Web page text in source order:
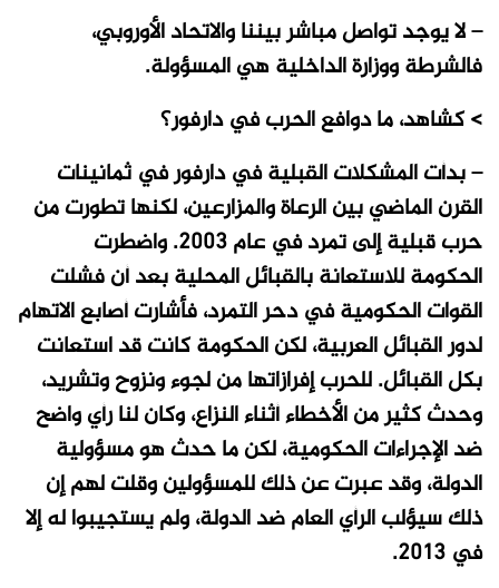
– لا يوجد تواصل مباشر بيننا والاتحاد الأوروبي،
فالشرطة ووزارة الداخلية هي المسؤولة.
> كشاهد، ما دوافع الحرب في دارفور؟
– بدأت المشكلات القبلية في دارفور في ثمانينات
القرن الماضي بين الرعاة والمزارعين، لكنها تطورت من
حرب قبلية إلى تمرد في عام 2003. واضطرت
الحكومة للاستعانة بالقبائل المحلية بعد أن فشلت
القوات الحكومية في دحر التمرد، فأشارت أصابع الاتهام
لدور القبائل العربية، لكن الحكومة كانت قد استعانت
بكل القبائل. للحرب إفرازاتها من لجوء ونزوح وتشريد،
وحدث كثير من الأخطاء أثناء النزاع، وكان لنا رأي واضح
ضد الإجراءات الحكومية، لكن ما حدث هو مسؤولية
الدولة، وقد عبرت عن ذلك للمسؤولين وقلت لهم إن
ذلك سيؤلب الرأي العام ضد الدولة، ولم يستجيبوا له إلا
في 2013.